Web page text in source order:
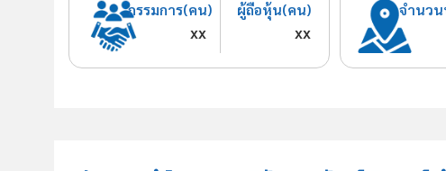
กรรมการ(คน)
xx
ผู้ถือหุ้น(คน)
xx
จำนว